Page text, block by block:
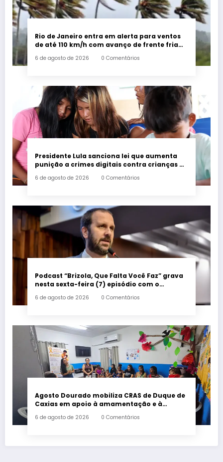
Rio de Janeiro entra em alerta para ventos
de até 110 km/h com avanço de frente fria
6 de agosto de 2026 0 Comentários
Presidente Lula sanciona lei que aumenta
punição a crimes digitais contra crianças é
6 de agosto de 2026 0 Comentários
Podcast “Brizola, Que Falta Você Faz” grava
nesta sexta-feira (7) episódio com o
6 de agosto de 2026 0 Comentários
Agosto Dourado mobiliza CRAS de Duque de
Caxias em apoio à amamentação e à
6 de agosto de 2026 0 Comentários